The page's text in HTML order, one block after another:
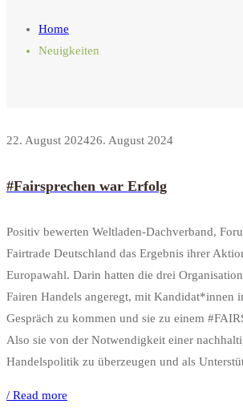
Home
Neuigkeiten
22. August 202426. August 2024
#Fairsprechen war Erfolg
Positiv bewerten Weltladen-Dachverband,
Fairtrade Deutschland das Ergebnis ihrer
Europawahl. Darin hatten die drei
Fairen Handels angeregt, mit Kandidat*innen
Gespräch zu kommen und sie zu einem
Also sie von der Notwendigkeit einer
Handelspolitik zu überzeugen und als
/ Read more